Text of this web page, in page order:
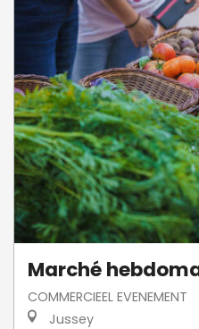
Marché
COMMERCIEEL EVENEMENT
Jussey